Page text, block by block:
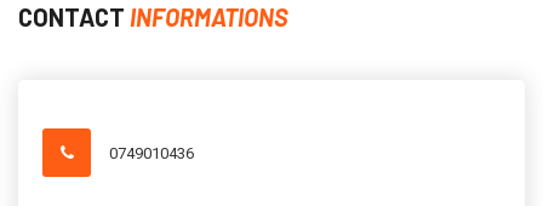
CONTACT INFORMATIONS
0749010436